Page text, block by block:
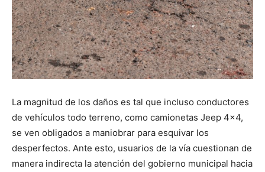
La magnitud de los daños es tal que incluso conductores
de vehículos todo terreno, como camionetas Jeep 4×4,
se ven obligados a maniobrar para esquivar los
desperfectos. Ante esto, usuarios de la vía cuestionan de
manera indirecta la atención del gobierno municipal hacia